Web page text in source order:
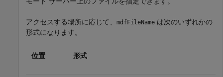
アクセスする場所に応じて、 mdfFileName は次のいずれかの
形式になります。
位置 形式